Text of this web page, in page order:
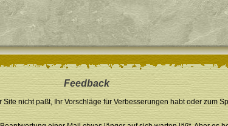
Feedback
nicht paßt, Ihr Vorschläge für Verbesserungen habt oder zum